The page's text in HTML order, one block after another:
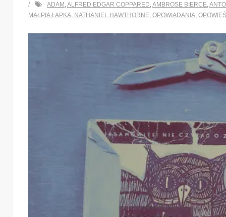
ADAM ,ALFRED EDGAR COPPARED,AMBROSE BIERCE,
MAŁPIA ŁAPKA, NATHANIEL HAWTHORNE, OPOWIADANIA,